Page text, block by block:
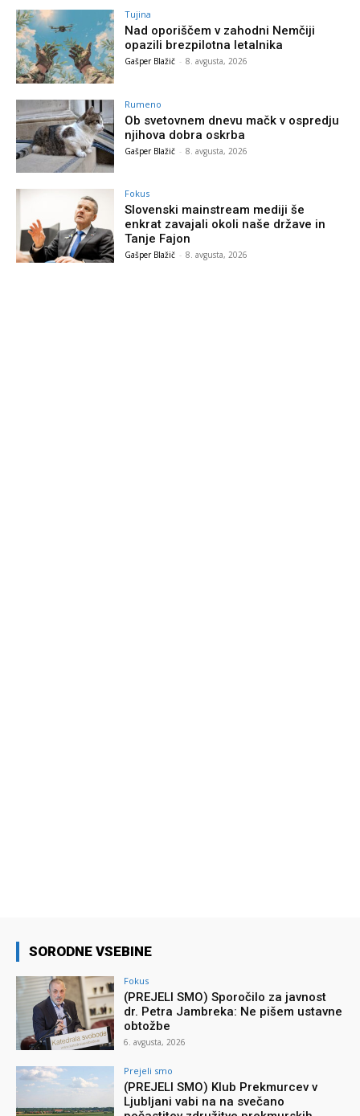
Tujina
Nad oporiščem v zahodni Nemčiji
opazili brezpilotna letalnika
Gašper Blažič - 8. avgusta, 2026
Rumeno
Ob svetovnem dnevu mačk v ospredju
njihova dobra oskrba
Gašper Blažič - 8. avgusta, 2026
Fokus
Slovenski mainstream mediji še
enkrat zavajali okoli naše države in
Tanje Fajon
Gašper Blažič - 8. avgusta, 2026
SORODNE VSEBINE
Fokus
(PREJELI SMO) Sporočilo za javnost
dr. Petra Jambreka: Ne pišem ustavne
obtožbe
6. avgusta, 2026
Prejeli smo
(PREJELI SMO) Klub Prekmurcev v
Ljubljani vabi na na svečano